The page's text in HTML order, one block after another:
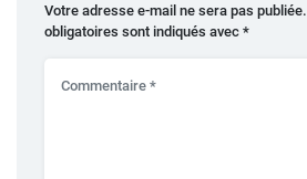
Votre adresse e-mail ne sera pas publiée.
obligatoires sont indiqués avec *